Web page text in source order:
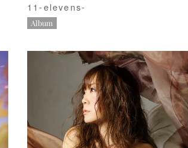
11-elevens-
Album